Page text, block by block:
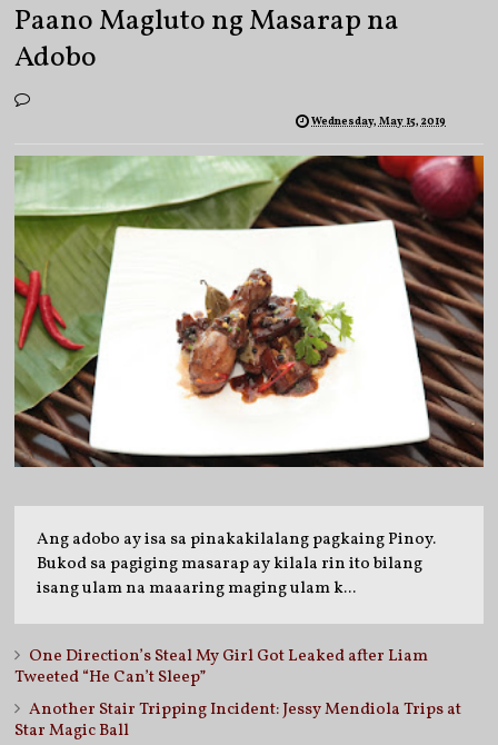
Paano Magluto ng Masarap na
Adobo
Wednesday, May 15, 2019
Ang adobo ay isa sa pinakakilalang pagkaing Pinoy.
Bukod sa pagiging masarap ay kilala rin ito bilang
isang ulam na maaaring maging ulam k...
One Direction’s Steal My Girl Got Leaked after Liam
Tweeted “He Can’t Sleep”
Another Stair Tripping Incident: Jessy Mendiola Trips at
Star Magic Ball